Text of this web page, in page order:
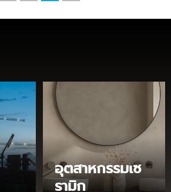
อุตสาหกรรมเซ
รามิก